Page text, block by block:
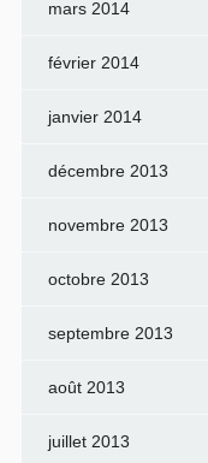
mars 2014
février 2014
janvier 2014
décembre 2013
novembre 2013
octobre 2013
septembre 2013
août 2013
juillet 2013